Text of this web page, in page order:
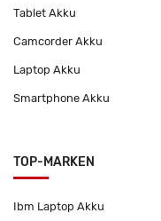
Tablet Akku
Camcorder Akku
Laptop Akku
Smartphone Akku
TOP-MARKEN
Ibm Laptop Akku